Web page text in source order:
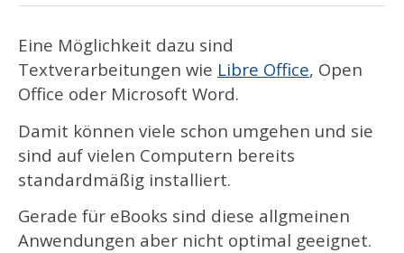
Eine Möglichkeit dazu sind
Textverarbeitungen wie Libre Office, Open
Office oder Microsoft Word.
Damit können viele schon umgehen und sie
sind auf vielen Computern bereits
standardmäßig installiert.
Gerade für eBooks sind diese allgmeinen
Anwendungen aber nicht optimal geeignet.